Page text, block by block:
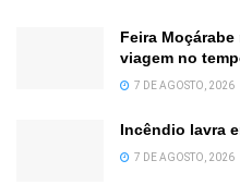
Feira
viagem no
7 DE AGOSTO, 2026
Incêndio lavra
7 DE AGOSTO, 2026